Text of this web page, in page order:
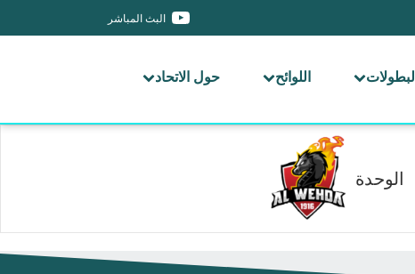
البث المباشر
البطولات اللوائح حول الاتحاد
الوحدة